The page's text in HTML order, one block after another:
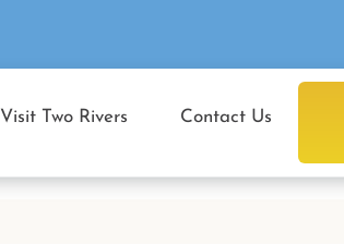
Visit Two Rivers Contact Us